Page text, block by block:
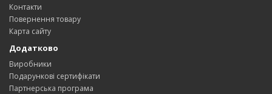
Контакти
Повернення товару
Карта сайту
Додатково
Виробники
Подарункові сертифікати
Партнерська програма